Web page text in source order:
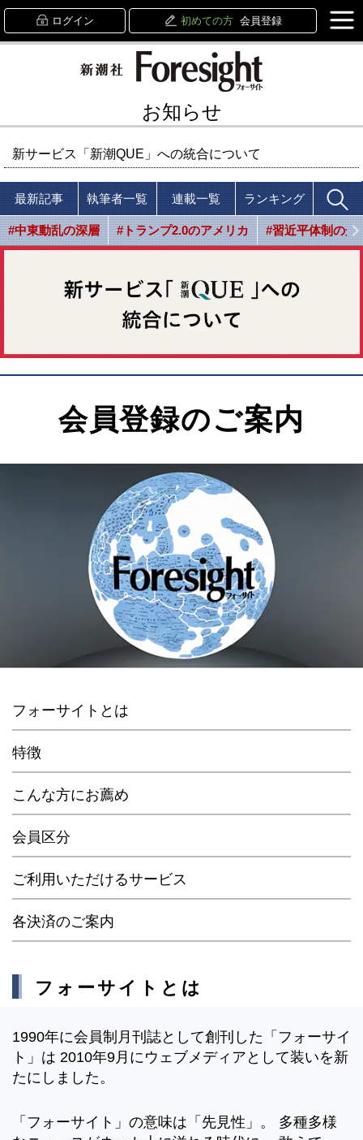
ログイン 初めての方 会員登録
お知らせ
新サービス「新潮QUE」への統合について
最新記事 執筆者一覧 連載一覧 ランキング
#中東動乱の深層 #トランプ2.0のアメリカ #習近平体制の光
会員登録のご案内
フォーサイトとは
特徴
こんな方にお薦め
会員区分
ご利用いただけるサービス
各決済のご案内
フォーサイトとは
1990年に会員制月刊誌として創刊した「フォーサイ
ト」は 2010年9月にウェブメディアとして装いを新
たにしました。
「フォーサイト」の意味は「先見性」。 多種多様